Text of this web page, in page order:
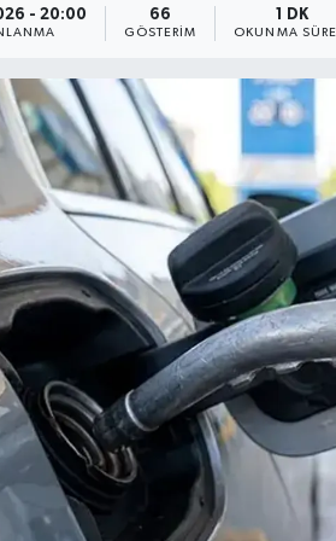
- 20:00 66
GÖSTERIM
1 DK
OKUNMA